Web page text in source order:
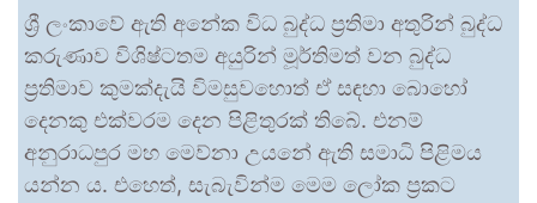
ශ්‍රී ලංකාවේ ඇති අනේක විධ බුද්ධ ප්‍රතිමා අතුරින් බුද්ධ
කරුණාව විශිෂ්ටතම අයුරින් මූර්තිමත් වන බුද්ධ
ප්‍රතිමාව කුමක්දැයි විමසුවහොත් ඒ සඳහා බොහෝ
දෙනකු එක්වරම දෙන පිළිතුරක් තිබේ. එනම්
අනුරාධපුර මහ මෙව්නා උයනේ ඇති සමාධි පිළිමය
යන්න ය. එහෙත්, සැබැවින්ම මෙම ලෝක ප්‍රකට